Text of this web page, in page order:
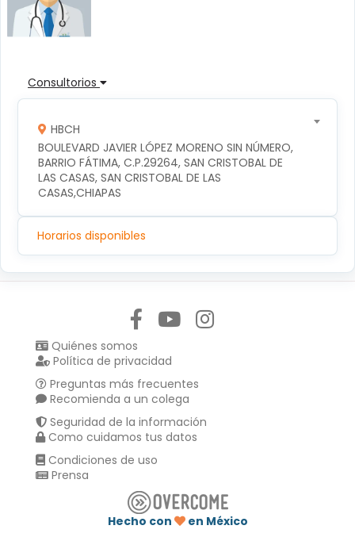
Consultorios
HBCH
BOULEVARD JAVIER LÓPEZ MORENO SIN NÚMERO,
BARRIO FÁTIMA, C.P.29264, SAN CRISTOBAL DE
LAS CASAS, SAN CRISTOBAL DE LAS
CASAS,CHIAPAS
Horarios disponibles
Quiénes somos
Política de privacidad
Preguntas más frecuentes
Recomienda a un colega
Seguridad de la información
Como cuidamos tus datos
Condiciones de uso
Prensa
Hecho con
en México